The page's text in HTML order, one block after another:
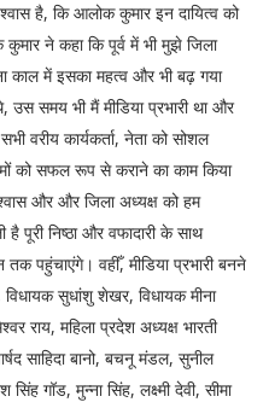
है, कि आलोक कुमार इन दायित्व को
ने कहा कि पूर्व में भी मुझे जिला
काल में इसका महत्व और भी बढ़ गया
उस समय भी मैं मीडिया प्रभारी था और
वरीय कार्यकर्ता, नेता को सोशल
को सफल रूप से कराने का काम किया
और और जिला अध्यक्ष को हम
है पूरी निष्ठा और वफादारी के साथ
तक पहुंचाएंगे। वहीँ, मीडिया प्रभारी बनने
सुधांशु शेखर, विधायक मीना
राय, महिला प्रदेश अध्यक्ष भारती
साहिदा बानो, बचनू मंडल, सुनील
गॉड, मुन्ना सिंह, लक्ष्मी देवी, सीमा